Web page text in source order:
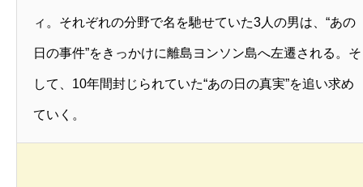
ィ。それぞれの分野で名を馳せていた3人の男は、“あの
日の事件”をきっかけに離島ヨンソン島へ左遷される。そ
して、10年間封じられていた“あの日の真実”を追い求め
ていく。